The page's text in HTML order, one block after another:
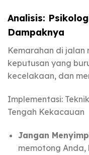
Analisis:
Dampaknya
Kemarahan di jalan
keputusan yang
kecelakaan, dan
Implementasi:
Tengah Kekacauan
Jangan
memotong